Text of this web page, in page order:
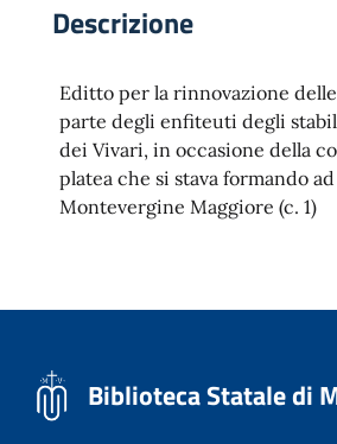
Descrizione
Editto per la rinnovazione
parte degli enfiteuti degli
dei Vivari, in occasione della
platea che si stava formando
Montevergine Maggiore (c. 1)
Biblioteca Statale di